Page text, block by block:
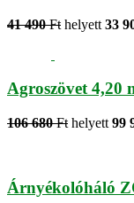
41 490 Ft helyett 33
Agroszövet 4,20
106 680 Ft helyett 99
Árnyékolóháló